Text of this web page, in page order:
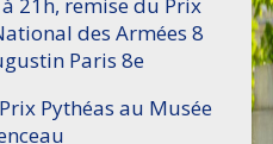
des Armées 8
Paris 8e
Pythéas au Musée